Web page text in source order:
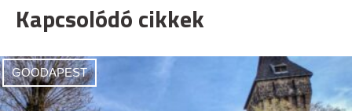
Kapcsolódó cikkek
GOODAPEST